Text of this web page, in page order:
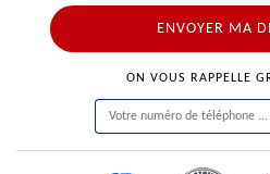
ON VOUS RAPPELLE